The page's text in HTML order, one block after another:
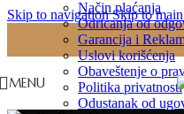
Skip to navigationSkip to
Način plaćanja
Odricanja od
Garancija i
Uslovi korišćenja
Obaveštenje o
Politika privatnosti
Odustanak od
MENU